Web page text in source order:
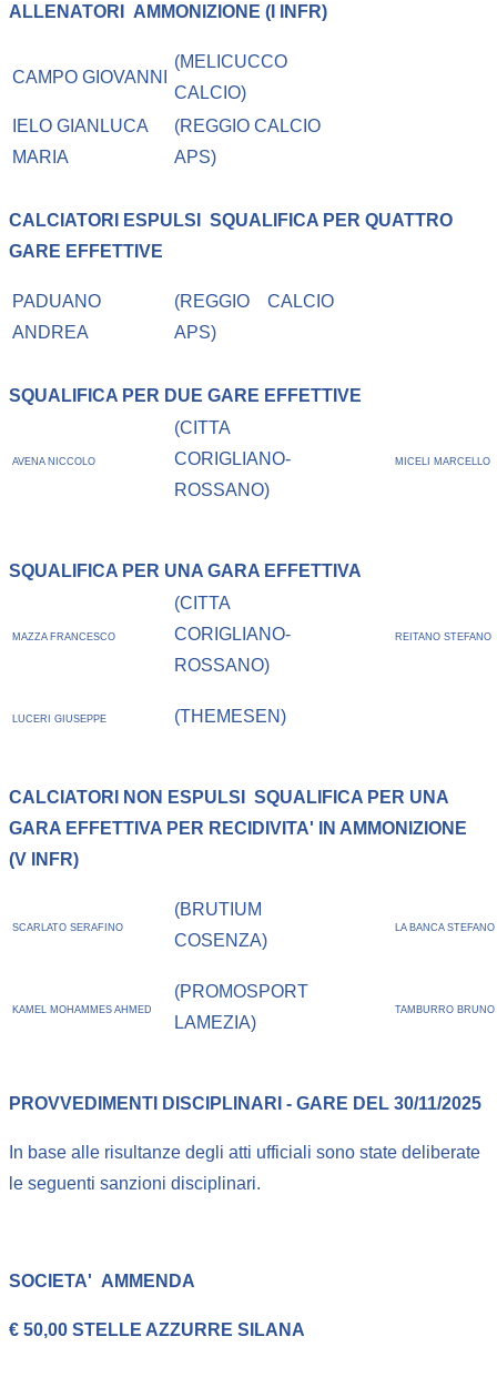
ALLENATORI AMMONIZIONE (I INFR)
CAMPO GIOVANNI
(MELICUCCO
CALCIO)
IELO GIANLUCA
MARIA
(REGGIO CALCIO
APS)
CALCIATORI ESPULSI
SQUALIFICA PER QUATTRO
GARE EFFETTIVE
PADUANO
ANDREA
(REGGIO CALCIO
APS)
SQUALIFICA PER DUE GARE EFFETTIVE
AVENA NICCOLO
(CITTA
CORIGLIANO-
ROSSANO)
MICELI MARCELLO
SQUALIFICA PER UNA GARA EFFETTIVA
MAZZA FRANCESCO
(CITTA
CORIGLIANO-
ROSSANO)
REITANO STEFANO
LUCERI GIUSEPPE (THEMESEN)
CALCIATORI NON ESPULSI
SQUALIFICA PER UNA
GARA EFFETTIVA PER RECIDIVITA' IN AMMONIZIONE
(V INFR)
SCARLATO SERAFINO
(BRUTIUM
COSENZA)
LA BANCA STEFANO
KAMEL MOHAMMES AHMED
(PROMOSPORT
LAMEZIA)
TAMBURRO BRUNO
PROVVEDIMENTI DISCIPLINARI - GARE DEL 30/11/2025
In base alle risultanze degli atti ufficiali sono state deliberate
le seguenti sanzioni disciplinari.
SOCIETA' AMMENDA
€ 50,00 STELLE AZZURRE SILANA